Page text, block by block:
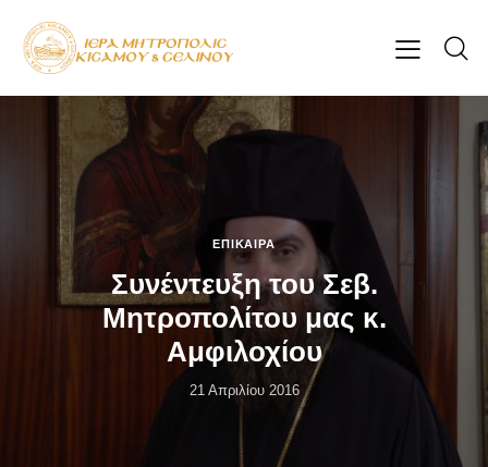
ΕΠΊΚΑΙΡΑ
Συνέντευξη του Σεβ.
Μητροπολίτου μας κ.
Αμφιλοχίου
21 Απριλίου 2016